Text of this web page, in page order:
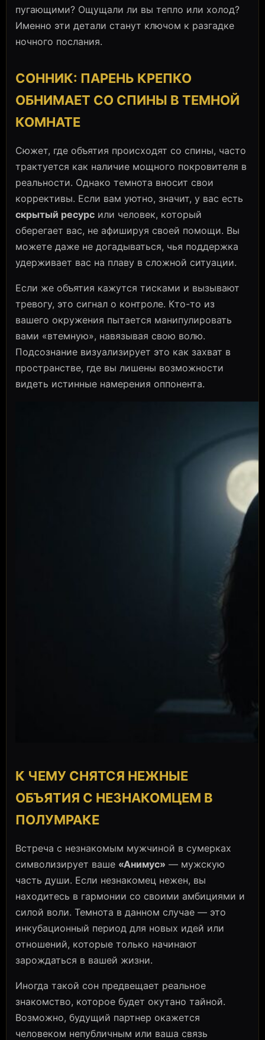
пугающими? Ощущали ли вы тепло или холод?
Именно эти детали станут ключом к разгадке
ночного послания.
СОННИК: ПАРЕНЬ КРЕПКО
ОБНИМАЕТ СО СПИНЫ В ТЕМНОЙ
КОМНАТЕ
Сюжет, где объятия происходят со спины, часто
трактуется как наличие мощного покровителя в
реальности. Однако темнота вносит свои
коррективы. Если вам уютно, значит, у вас есть
скрытый ресурс или человек, который
оберегает вас, не афишируя своей помощи. Вы
можете даже не догадываться, чья поддержка
удерживает вас на плаву в сложной ситуации.
Если же объятия кажутся тисками и вызывают
тревогу, это сигнал о контроле. Кто-то из
вашего окружения пытается манипулировать
вами «втемную», навязывая свою волю.
Подсознание визуализирует это как захват в
пространстве, где вы лишены возможности
видеть истинные намерения оппонента.
К ЧЕМУ СНЯТСЯ НЕЖНЫЕ
ОБЪЯТИЯ С НЕЗНАКОМЦЕМ В
ПОЛУМРАКЕ
Встреча с незнакомым мужчиной в сумерках
символизирует ваше «Анимус» — мужскую
часть души. Если незнакомец нежен, вы
находитесь в гармонии со своими амбициями и
силой воли. Темнота в данном случае — это
инкубационный период для новых идей или
отношений, которые только начинают
зарождаться в вашей жизни.
Иногда такой сон предвещает реальное
знакомство, которое будет окутано тайной.
Возможно, будущий партнер окажется
человеком непубличным или ваша связь